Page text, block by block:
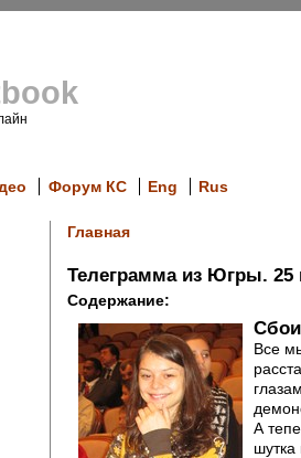
Форум КС Eng Rus
Главная
Телеграмма из Югры. 25
Содержание:
Все
А